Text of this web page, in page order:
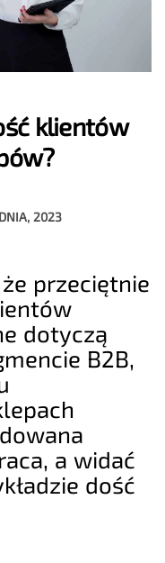
klientów
2023
przeciętnie
dotyczą
B2B,
a widać
dość